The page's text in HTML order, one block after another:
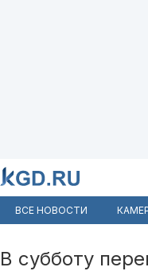
ВСЕ НОВОСТИ
В субботу